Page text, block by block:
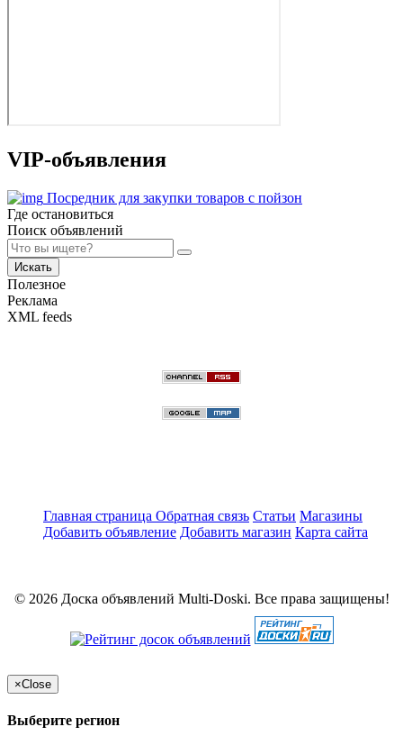
VIP-объявления
Посредник для закупки товаров с пойзон
Где остановиться
Поиск объявлений
Искать
Полезное
Реклама
XML feeds
Главная страница Обратная связь Статьи Магазины
Добавить объявление Добавить магазин Карта сайта
© 2026 Доска объявлений Multi-Doski. Все права защищены!
×Close
Выберите регион